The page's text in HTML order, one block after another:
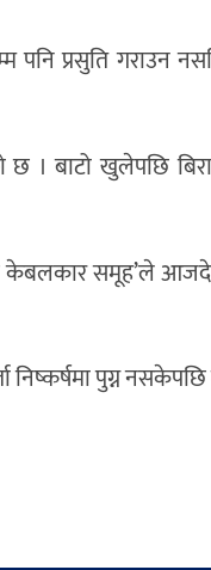
प्रसुति गराउन
। बाटो खुलेपछि
केबलकार समूह’ले
पुग्न नसकेपछि